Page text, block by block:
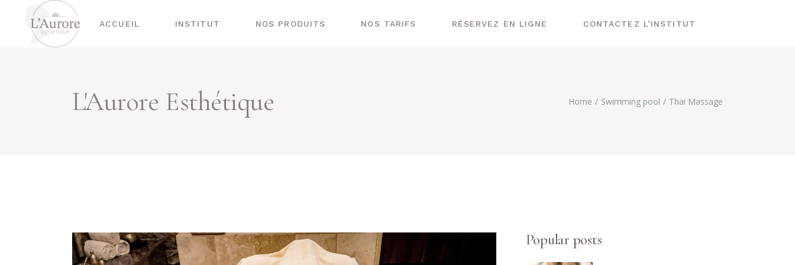
ACCUEIL INSTITUT NOS PRODUITS NOS TARIFS RÉSERVEZ EN LIGNE CONTACTEZ L’INSTITUT
L'Aurore Esthétique Home Swimming pool Thai Massage
Popular posts